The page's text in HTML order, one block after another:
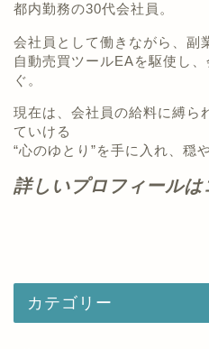
都内勤務の30代会社員。
会社員として働きながら、副
自動売買ツールEAを駆使し
ぐ。
現在は、会社員の給料に縛ら
ていける
“心のゆとり”を手に入れ、穏
詳しいプロフィールは
カテゴリー